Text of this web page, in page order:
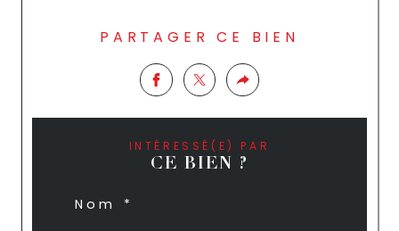
PARTAGER CE BIEN
INTÉRESSÉ(E) PAR
CE BIEN ?
Nom *